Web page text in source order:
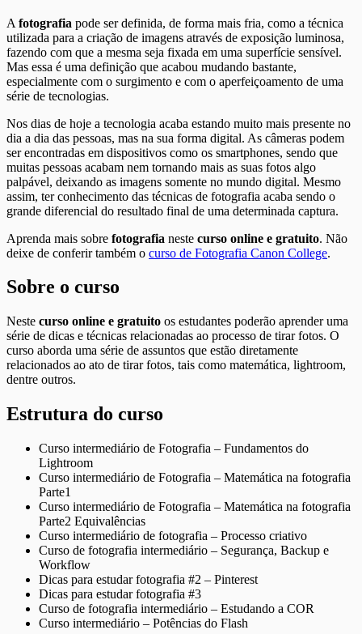
A fotografia pode ser definida, de forma mais fria, como a técnica
utilizada para a criação de imagens através de exposição luminosa,
fazendo com que a mesma seja fixada em uma superfície sensível.
Mas essa é uma definição que acabou mudando bastante,
especialmente com o surgimento e com o aperfeiçoamento de uma
série de tecnologias.
Nos dias de hoje a tecnologia acaba estando muito mais presente no
dia a dia das pessoas, mas na sua forma digital. As câmeras podem
ser encontradas em dispositivos como os smartphones, sendo que
muitas pessoas acabam nem tornando mais as suas fotos algo
palpável, deixando as imagens somente no mundo digital. Mesmo
assim, ter conhecimento das técnicas de fotografia acaba sendo o
grande diferencial do resultado final de uma determinada captura.
Aprenda mais sobre fotografia neste curso online e gratuito. Não
deixe de conferir também o curso de Fotografia Canon College.
Sobre o curso
Neste curso online e gratuito os estudantes poderão aprender uma
série de dicas e técnicas relacionadas ao processo de tirar fotos. O
curso aborda uma série de assuntos que estão diretamente
relacionados ao ato de tirar fotos, tais como matemática, lightroom,
dentre outros.
Estrutura do curso
Curso intermediário de Fotografia – Fundamentos do
Lightroom
Curso intermediário de Fotografia – Matemática na fotografia
Parte1
Curso intermediário de Fotografia – Matemática na fotografia
Parte2 Equivalências
Curso intermediário de fotografia – Processo criativo
Curso de fotografia intermediário – Segurança, Backup e
Workflow
Dicas para estudar fotografia #2 – Pinterest
Dicas para estudar fotografia #3
Curso de fotografia intermediário – Estudando a COR
Curso intermediário – Potências do Flash